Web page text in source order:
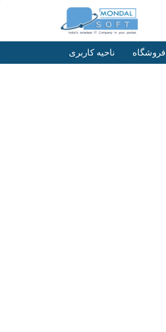
ناحیه کاربری